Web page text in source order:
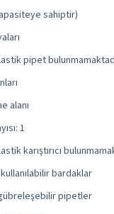
sahiptir)
pipet
alanı
1
karıştırıcı
bardaklar
pipetler